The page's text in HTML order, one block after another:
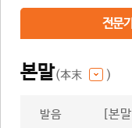
전문
본말(本末 )
발음 [본말